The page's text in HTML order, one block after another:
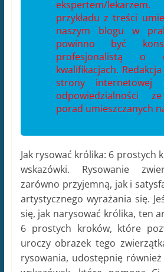
ekspertem/
przykładu z treści
naszym blogu w
powinno być
profesjonalistą o
kwalifikacjach.
strony internetowej
odpowiedzialności
porad umieszczanych
Jak rysować królika: 6 prostych
wskazówki. Rysowanie
zarówno przyjemną, jak i
artystycznego wyrażania się.
się, jak narysować królika, ten
6 prostych kroków, które
uroczy obrazek tego
rysowania, udostępnię